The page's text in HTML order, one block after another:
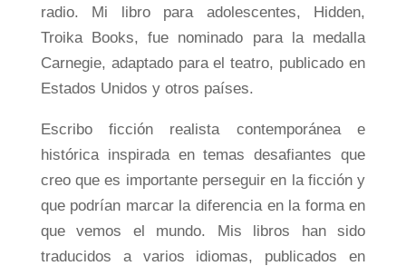
radio. Mi libro para adolescentes, Hidden,
Troika Books, fue nominado para la medalla
Carnegie, adaptado para el teatro, publicado en
Estados Unidos y otros países.
Escribo ficción realista contemporánea e
histórica inspirada en temas desafiantes que
creo que es importante perseguir en la ficción y
que podrían marcar la diferencia en la forma en
que vemos el mundo. Mis libros han sido
traducidos a varios idiomas, publicados en